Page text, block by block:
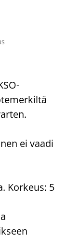
ei vaadi
Korkeus: 5